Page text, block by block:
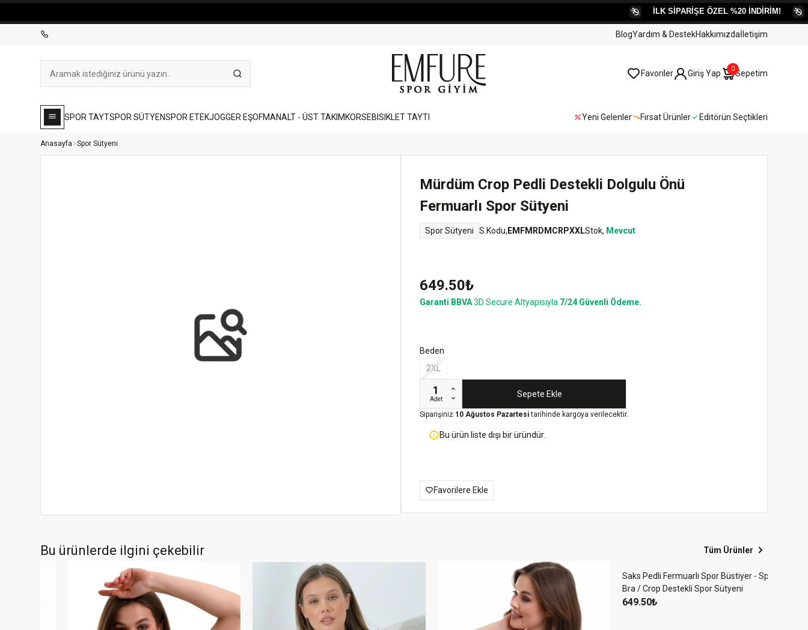
İLK SİPARİŞE ÖZEL %20 İNDİRİM!
BlogYardım & DestekHakkımızdaİletişim
Favoriler Giriş Yap 0Sepetim
SPOR TAYTSPOR SÜTYENSPOR ETEKJOGGER EŞOFMANALT - ÜST TAKIMKORSEBISIKLET TAYTI Yeni Gelenler Fırsat Ürünler Editörün Seçtikleri
Anasayfa Spor Sütyeni
Mürdüm Crop Pedli Destekli Dolgulu Önü
Fermuarlı Spor Sütyeni
Spor Sütyeni S.Kodu,EMFMRDMCRPXXLStok, Mevcut
649.50₺
Garanti BBVA3D Secure Altyapısıyla 7/24 Güvenli Ödeme.
Beden
2XL
Adet
Sepete Ekle
Siparişiniz 10 Ağustos Pazartesitarihinde kargoya verilecektir.
Bu ürün liste dışı bir üründür.
Favorilere Ekle
Bu ürünlerde ilgini çekebilir Tüm Ürünler